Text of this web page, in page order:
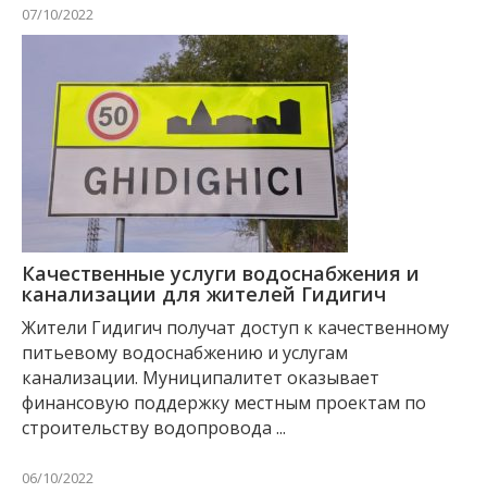
07/10/2022
Качественные услуги водоснабжения и
канализации для жителей Гидигич
Жители Гидигич получат доступ к качественному
питьевому водоснабжению и услугам
канализации. Муниципалитет оказывает
финансовую поддержку местным проектам по
строительству водопровода ...
06/10/2022